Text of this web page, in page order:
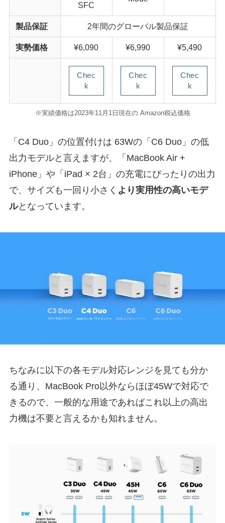
SFC
製品保証 2年間のグローバル製品保証
実勢価格 ¥6,090 ¥6,990 ¥5,490
Chec
k
Chec
k
Chec
k
※実績価格は2023年11月1日現在の Amazon税込価格
「C4 Duo」の位置付けは 63Wの「C6 Duo」の低
出力モデルと言えますが、「MacBook Air +
iPhone」や「iPad × 2台」の充電にぴったりの出力
で、サイズも一回り小さく より実用性の高いモデ
ルとなっています。
ちなみに以下の各モデル対応レンジを見ても分か
る通り、MacBook Pro以外ならほぼ45Wで対応で
きるので、一般的な用途であればこれ以上の高出
力機は不要と言えるかも知れません。